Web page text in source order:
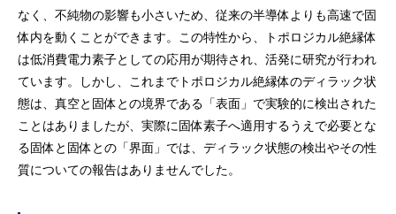
なく、不純物の影響も小さいため、従来の半導体よりも高速で固
体内を動くことができます。この特性から、トポロジカル絶縁体
は低消費電力素子としての応用が期待され、活発に研究が行われ
ています。しかし、これまでトポロジカル絶縁体のディラック状
態は、真空と固体との境界である「表面」で実験的に検出された
ことはありましたが、実際に固体素子へ適用するうえで必要とな
る固体と固体との「界面」では、ディラック状態の検出やその性
質についての報告はありませんでした。